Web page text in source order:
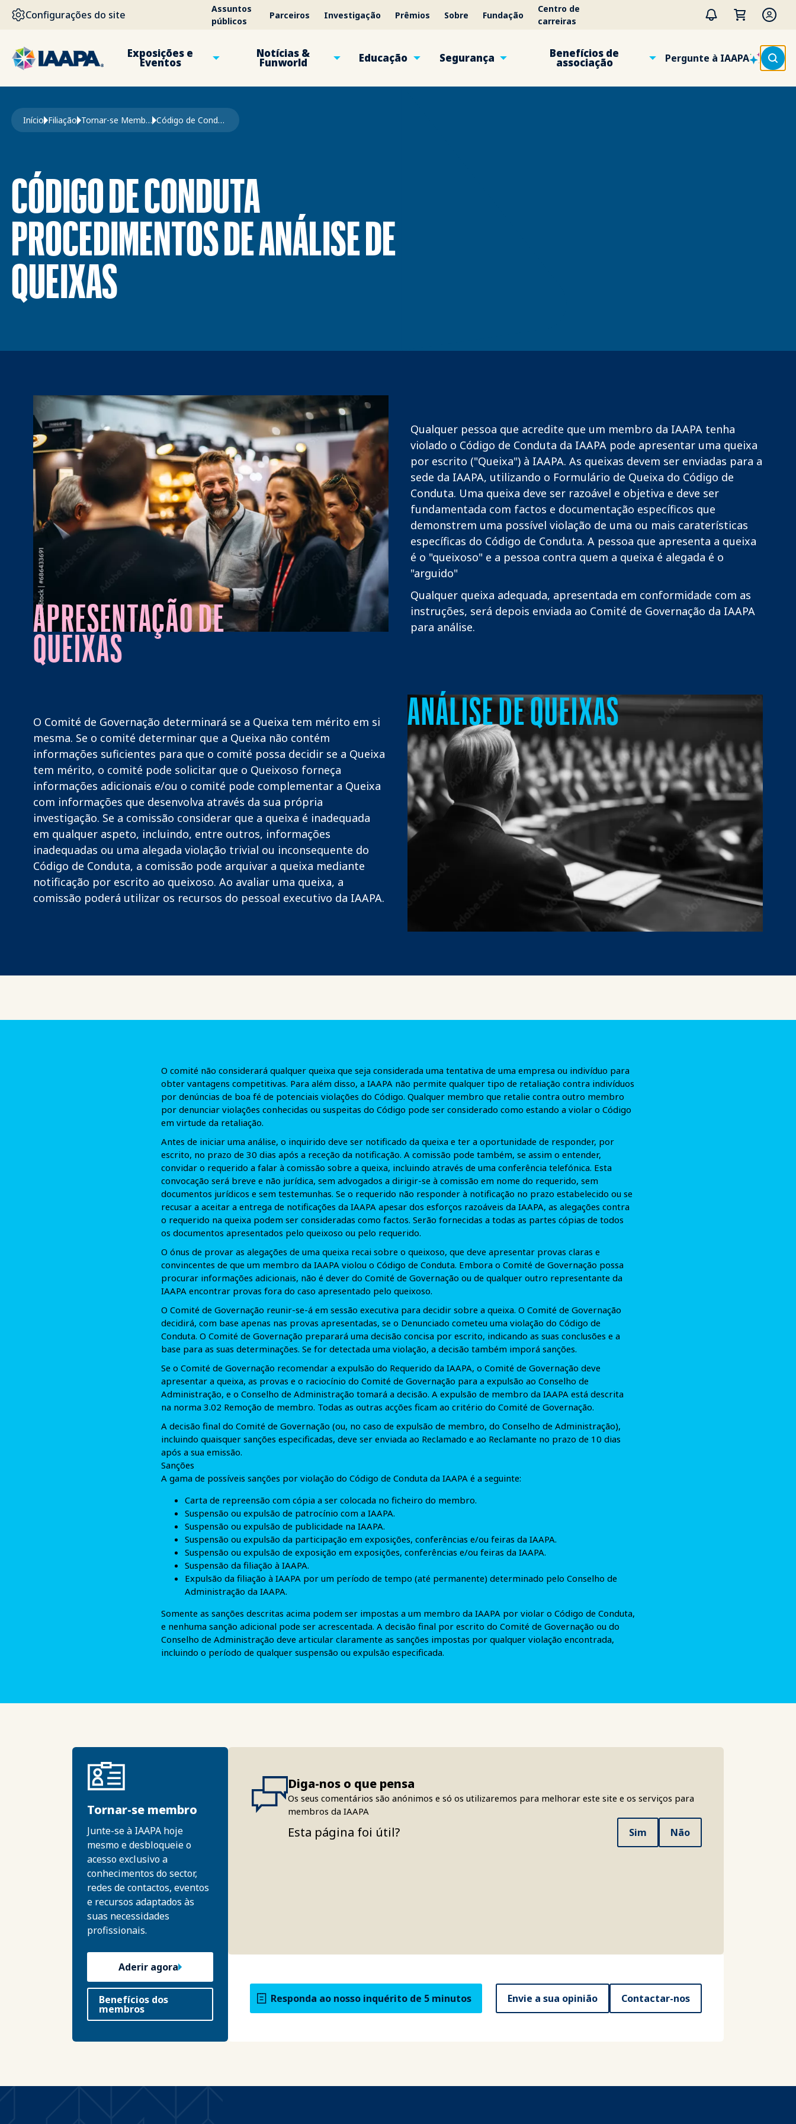
PASSAR PARA O CONTEÚDO PRINCIPAL
Configurações do site
Assuntos
públicos
Parceiros Investigação Prêmios Sobre Fundação
Centro de
carreiras
Exposições e
Eventos
Notícias &
Funworld Educação Segurança Benefícios de
associação Pergunte à IAAPA
Navegação estrutural
Início Filiação Tornar-se Membro Código de Conduta Procedimentos de Análise de Queixas
CÓDIGO DE CONDUTA
PROCEDIMENTOS DE ANÁLISE DE
QUEIXAS
Visão da Missão
APRESENTAÇÃO DE
QUEIXAS
Qualquer pessoa que acredite que um membro da IAAPA tenha
violado o Código de Conduta da IAAPA pode apresentar uma queixa
por escrito ("Queixa") à IAAPA. As queixas devem ser enviadas para a
sede da IAAPA, utilizando o Formulário de Queixa do Código de
Conduta. Uma queixa deve ser razoável e objetiva e deve ser
fundamentada com factos e documentação específicos que
demonstrem uma possível violação de uma ou mais caraterísticas
específicas do Código de Conduta. A pessoa que apresenta a queixa
é o "queixoso" e a pessoa contra quem a queixa é alegada é o
"arguido"
Qualquer queixa adequada, apresentada em conformidade com as
instruções, será depois enviada ao Comité de Governação da IAAPA
para análise.
ANÁLISE DE QUEIXAS
O Comité de Governação determinará se a Queixa tem mérito em si
mesma. Se o comité determinar que a Queixa não contém
informações suficientes para que o comité possa decidir se a Queixa
tem mérito, o comité pode solicitar que o Queixoso forneça
informações adicionais e/ou o comité pode complementar a Queixa
com informações que desenvolva através da sua própria
investigação. Se a comissão considerar que a queixa é inadequada
em qualquer aspeto, incluindo, entre outros, informações
inadequadas ou uma alegada violação trivial ou inconsequente do
Código de Conduta, a comissão pode arquivar a queixa mediante
notificação por escrito ao queixoso. Ao avaliar uma queixa, a
comissão poderá utilizar os recursos do pessoal executivo da IAAPA.
O comité não considerará qualquer queixa que seja considerada uma tentativa de uma empresa ou indivíduo para
obter vantagens competitivas. Para além disso, a IAAPA não permite qualquer tipo de retaliação contra indivíduos
por denúncias de boa fé de potenciais violações do Código. Qualquer membro que retalie contra outro membro
por denunciar violações conhecidas ou suspeitas do Código pode ser considerado como estando a violar o Código
em virtude da retaliação.
Antes de iniciar uma análise, o inquirido deve ser notificado da queixa e ter a oportunidade de responder, por
escrito, no prazo de 30 dias após a receção da notificação. A comissão pode também, se assim o entender,
convidar o requerido a falar à comissão sobre a queixa, incluindo através de uma conferência telefónica. Esta
convocação será breve e não jurídica, sem advogados a dirigir-se à comissão em nome do requerido, sem
documentos jurídicos e sem testemunhas. Se o requerido não responder à notificação no prazo estabelecido ou se
recusar a aceitar a entrega de notificações da IAAPA apesar dos esforços razoáveis da IAAPA, as alegações contra
o requerido na queixa podem ser consideradas como factos. Serão fornecidas a todas as partes cópias de todos
os documentos apresentados pelo queixoso ou pelo requerido.
O ónus de provar as alegações de uma queixa recai sobre o queixoso, que deve apresentar provas claras e
convincentes de que um membro da IAAPA violou o Código de Conduta. Embora o Comité de Governação possa
procurar informações adicionais, não é dever do Comité de Governação ou de qualquer outro representante da
IAAPA encontrar provas fora do caso apresentado pelo queixoso.
O Comité de Governação reunir-se-á em sessão executiva para decidir sobre a queixa. O Comité de Governação
decidirá, com base apenas nas provas apresentadas, se o Denunciado cometeu uma violação do Código de
Conduta. O Comité de Governação preparará uma decisão concisa por escrito, indicando as suas conclusões e a
base para as suas determinações. Se for detectada uma violação, a decisão também imporá sanções.
Se o Comité de Governação recomendar a expulsão do Requerido da IAAPA, o Comité de Governação deve
apresentar a queixa, as provas e o raciocínio do Comité de Governação para a expulsão ao Conselho de
Administração, e o Conselho de Administração tomará a decisão. A expulsão de membro da IAAPA está descrita
na norma 3.02 Remoção de membro. Todas as outras acções ficam ao critério do Comité de Governação.
A decisão final do Comité de Governação (ou, no caso de expulsão de membro, do Conselho de Administração),
incluindo quaisquer sanções especificadas, deve ser enviada ao Reclamado e ao Reclamante no prazo de 10 dias
após a sua emissão.
Sanções
A gama de possíveis sanções por violação do Código de Conduta da IAAPA é a seguinte:
Carta de repreensão com cópia a ser colocada no ficheiro do membro.
Suspensão ou expulsão de patrocínio com a IAAPA.
Suspensão ou expulsão de publicidade na IAAPA.
Suspensão ou expulsão da participação em exposições, conferências e/ou feiras da IAAPA.
Suspensão ou expulsão de exposição em exposições, conferências e/ou feiras da IAAPA.
Suspensão da filiação à IAAPA.
Expulsão da filiação à IAAPA por um período de tempo (até permanente) determinado pelo Conselho de
Administração da IAAPA.
Somente as sanções descritas acima podem ser impostas a um membro da IAAPA por violar o Código de Conduta,
e nenhuma sanção adicional pode ser acrescentada. A decisão final por escrito do Comité de Governação ou do
Conselho de Administração deve articular claramente as sanções impostas por qualquer violação encontrada,
incluindo o período de qualquer suspensão ou expulsão especificada.
Tornar-se membro
Junte-se à IAAPA hoje
mesmo e desbloqueie o
acesso exclusivo a
conhecimentos do sector,
redes de contactos, eventos
e recursos adaptados às
suas necessidades
profissionais.
Aderir agora
Benefícios dos
membros
Diga-nos o que pensa
Os seus comentários são anónimos e só os utilizaremos para melhorar este site e os serviços para
membros da IAAPA
Esta página foi útil? Sim Não
Responda ao nosso inquérito de 5 minutos Envie a sua opinião Contactar-nos